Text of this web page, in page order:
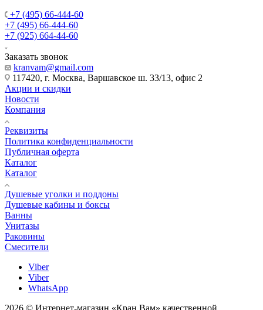
+7 (495) 66-444-60
+7 (495) 66-444-60
+7 (925) 664-44-60
Заказать звонок
kranvam@gmail.com
117420, г. Москва, Варшавское ш. 33/13, офис 2
Акции и скидки
Новости
Компания
Реквизиты
Политика конфиденциальности
Публичная оферта
Каталог
Каталог
Душевые уголки и поддоны
Душевые кабины и боксы
Ванны
Унитазы
Раковины
Смесители
Viber
Viber
WhatsApp
2026 © Интернет-магазин «Кран Вам» качественной